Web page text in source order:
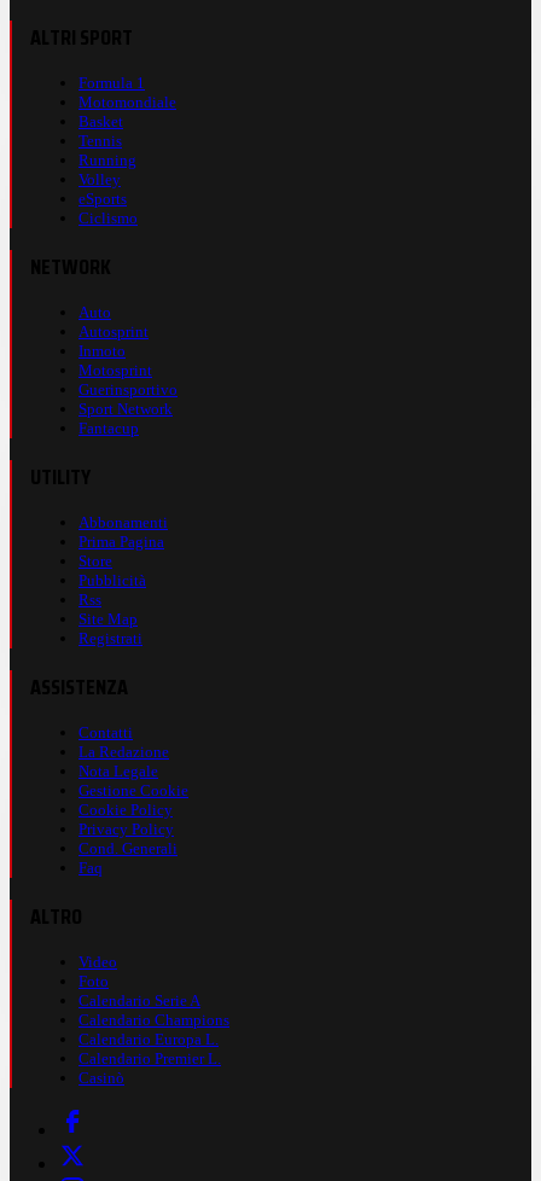
Formula 1
Motomondiale
Basket
Tennis
Running
Volley
eSports
Ciclismo
Auto
Autosprint
Inmoto
Motosprint
Guerinsportivo
Sport Network
Fantacup
Abbonamenti
Prima Pagina
Store
Pubblicità
Rss
Site Map
Registrati
Contatti
La Redazione
Nota Legale
Gestione Cookie
Cookie Policy
Privacy Policy
Cond. Generali
Faq
Video
Foto
Calendario Serie A
Calendario Champions
Calendario Europa L.
Calendario Premier L.
Casinò